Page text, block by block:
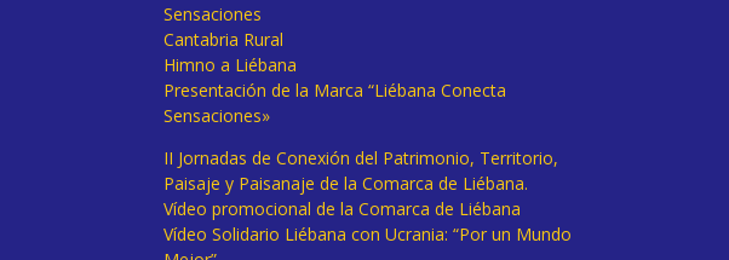
Sensaciones
Cantabria Rural
Himno a Liébana
Presentación de la Marca “Liébana Conecta
Sensaciones»
II Jornadas de Conexión del Patrimonio, Territorio,
Paisaje y Paisanaje de la Comarca de Liébana.
Vídeo promocional de la Comarca de Liébana
Vídeo Solidario Liébana con Ucrania: “Por un Mundo